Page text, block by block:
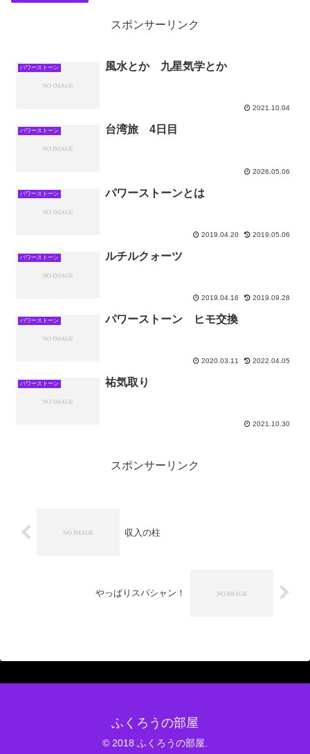
スポンサーリンク
パワーストーン 風水とか 九星気学とか
2021.10.04
パワーストーン 台湾旅 4日目
2026.05.06
パワーストーン パワーストーンとは
2019.04.20 2019.05.06
パワーストーン ルチルクォーツ
2019.04.16 2019.09.28
パワーストーン パワーストーン ヒモ交換
2020.03.11 2022.04.05
パワーストーン 祐気取り
2021.10.30
スポンサーリンク
収入の柱
やっぱりスパシャン！
ふくろうの部屋
© 2018 ふくろうの部屋.